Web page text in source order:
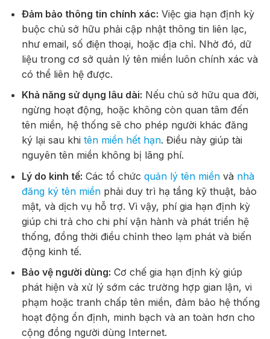
Đảm bảo thông tin chính xác: Việc gia hạn định kỳ
buộc chủ sở hữu phải cập nhật thông tin liên lạc,
như email, số điện thoại, hoặc địa chỉ. Nhờ đó, dữ
liệu trong cơ sở quản lý tên miền luôn chính xác và
có thể liên hệ được.
Khả năng sử dụng lâu dài: Nếu chủ sở hữu qua đời,
ngừng hoạt động, hoặc không còn quan tâm đến
tên miền, hệ thống sẽ cho phép người khác đăng
ký lại sau khi tên miền hết hạn. Điều này giúp tài
nguyên tên miền không bị lãng phí.
Lý do kinh tế: Các tổ chức quản lý tên miềnvà nhà
đăng ký tên miềnphải duy trì hạ tầng kỹ thuật, bảo
mật, và dịch vụ hỗ trợ. Vì vậy, phí gia hạn định kỳ
giúp chi trả cho chi phí vận hành và phát triển hệ
thống, đồng thời điều chỉnh theo lạm phát và biến
động kinh tế.
Bảo vệ người dùng: Cơ chế gia hạn định kỳ giúp
phát hiện và xử lý sớm các trường hợp gian lận, vi
phạm hoặc tranh chấp tên miền, đảm bảo hệ thống
hoạt động ổn định, minh bạch và an toàn hơn cho
cộng đồng người dùng Internet.